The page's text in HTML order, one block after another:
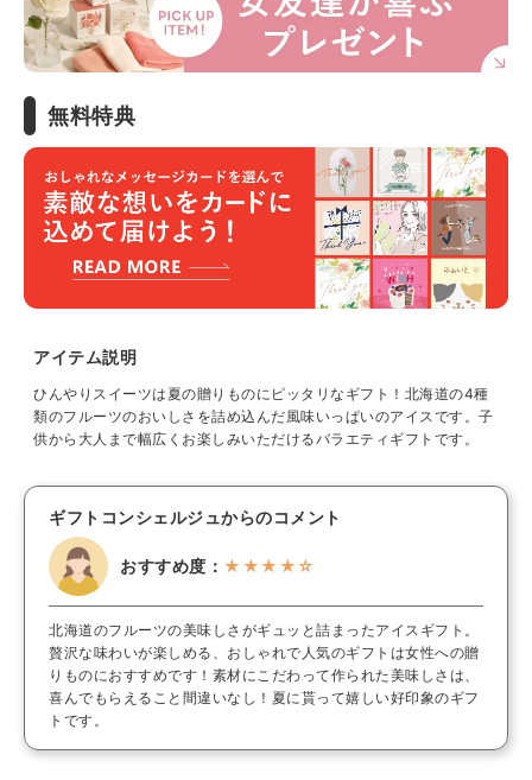
無料特典
アイテム説明
ひんやりスイーツは夏の贈りものにピッタリなギフト！北海道の4種
類のフルーツのおいしさを詰め込んだ風味いっぱいのアイスです。子
供から大人まで幅広くお楽しみいただけるバラエティギフトです。
ギフトコンシェルジュからのコメント
おすすめ度： ★★★★☆
北海道のフルーツの美味しさがギュッと詰まったアイスギフト。
贅沢な味わいが楽しめる、おしゃれで人気のギフトは女性への贈
りものにおすすめです！素材にこだわって作られた美味しさは、
喜んでもらえること間違いなし！夏に貰って嬉しい好印象のギフ
トです。